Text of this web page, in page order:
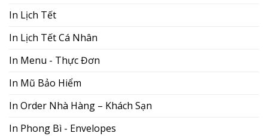
In Lịch Tết
In Lịch Tết Cá Nhân
In Menu - Thực Đơn
In Mũ Bảo Hiểm
In Order Nhà Hàng – Khách Sạn
In Phong Bì - Envelopes